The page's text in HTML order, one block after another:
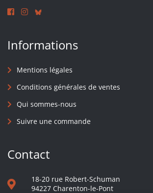
Informations
Mentions légales
Conditions générales de ventes
Qui sommes-nous
Suivre une commande
Contact
18-20 rue Robert-Schuman
94227 Charenton-le-Pont